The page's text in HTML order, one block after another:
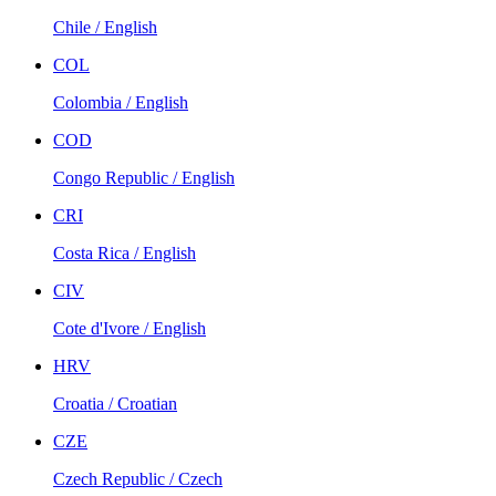
Chile / English
COL
Colombia / English
COD
Congo Republic / English
CRI
Costa Rica / English
CIV
Cote d'Ivore / English
HRV
Croatia / Croatian
CZE
Czech Republic / Czech